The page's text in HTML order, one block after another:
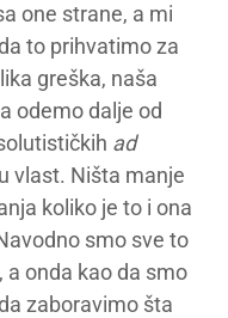
one strane, a mi
to prihvatimo za
greška, naša
odemo dalje od
ad
vlast. Ništa manje
koliko je to i ona
smo sve to
onda kao da smo
zaboravimo šta